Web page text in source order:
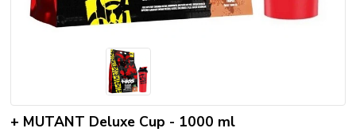
+ MUTANT Deluxe Cup - 1000 ml